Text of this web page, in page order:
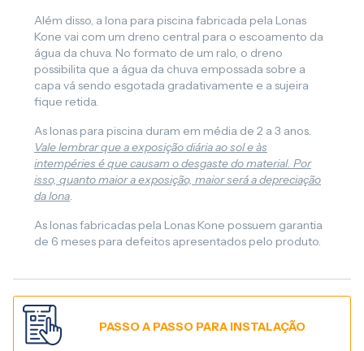
Além disso, a lona para piscina fabricada pela Lonas
Kone vai com um dreno central para o escoamento da
água da chuva. No formato de um ralo, o dreno
possibilita que a água da chuva empossada sobre a
capa vá sendo esgotada gradativamente e a sujeira
fique retida.
As lonas para piscina duram em média de 2 a 3 anos.
Vale lembrar que a exposição diária ao sol e às
intempéries é que causam o desgaste do material. Por
isso, quanto maior a exposição, maior será a depreciação
da lona.
As lonas fabricadas pela Lonas Kone possuem garantia
de 6 meses para defeitos apresentados pelo produto.
PASSO A PASSO PARA INSTALAÇÃO